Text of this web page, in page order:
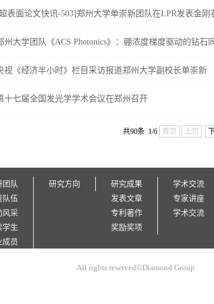
表面论文快讯-503]郑州大学单崇新团队在LPR发表金刚
州大学团队《ACS Photonics》：硼浓度梯度驱动的钻石
视《经济半小时》栏目采访报道郑州大学副校长单崇新
十七届全国发光学学术会议在郑州召开
共90条 1/6 首页 上页
团队
队伍
风采
学生
成员
研究方向
研究成果
发表文章
专利著作
奖励奖项
学术交流
专家讲座
学术交流
友情链接All rights reserved©Diamond Group